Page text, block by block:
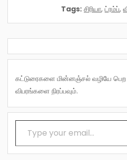
Tags: சிரியா, ட்ரம்ப்,
கட்டுரைகளை மின்னஞ்சல் வழியே பெற விரும்புவோர், கீழ்க்காணும்
விபரங்களை நிரப்பவும்.
Type your email…